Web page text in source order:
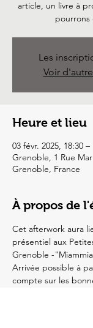
article, un livre à
Les
Voir
Heure et lieu
03 févr. 2025, 18:30 –
Grenoble, 1 Rue
Grenoble, France
À propos de
Cet afterwork aura
présentiel aux
Grenoble -
Arrivée possible à
compte sur les